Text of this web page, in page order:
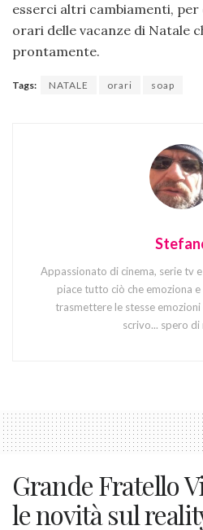
esserci altri cambiamenti,
orari delle vacanze di Natale
prontamente.
Tags: NATALE orari soap
Appassionato di cinema, serie tv
piace tutto ciò che emoziona
trasmettere le stesse
scrivo... spero di
Grande Fratello
le novità sul